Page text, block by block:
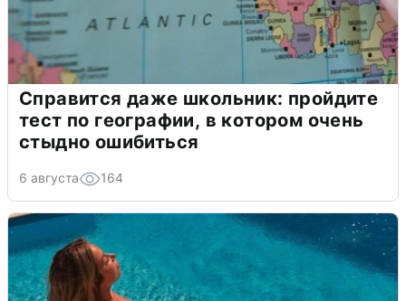
Справится даже школьник: пройдите
тест по географии, в котором очень
стыдно ошибиться
6 августа 164